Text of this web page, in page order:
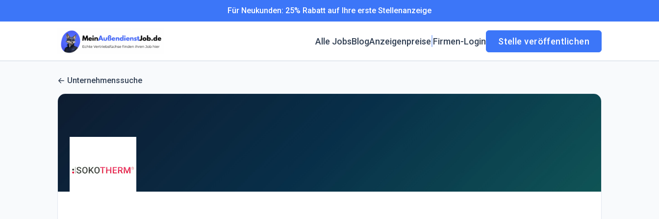
Für Neukunden: 25% Rabatt auf Ihre erste Stellenanzeige
Alle JobsBlogAnzeigenpreise Firmen-Login Stelle veröffentlichen
Unternehmenssuche